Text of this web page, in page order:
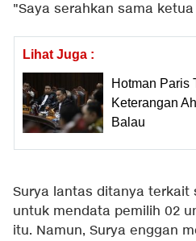
"Saya serahkan sama ketua
Lihat Juga :
Hotman Paris
Keterangan
Balau
Surya lantas ditanya terkait
untuk mendata pemilih 02
itu. Namun, Surya enggan